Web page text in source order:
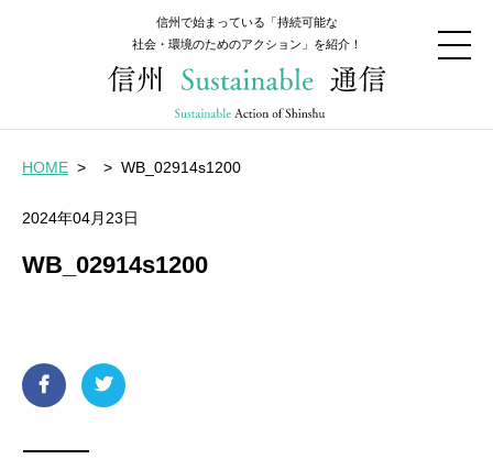
信州で始まっている「持続可能な
社会・環境のためのアクション」を紹介！
HOME > > WB_02914s1200
2024年04月23日
WB_02914s1200